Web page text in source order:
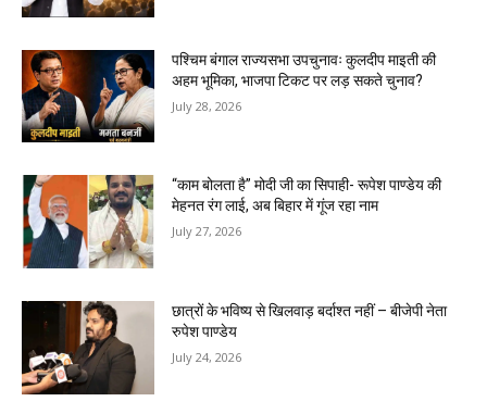
पश्चिम बंगाल राज्यसभा उपचुनावः कुलदीप माइती की
अहम भूमिका, भाजपा टिकट पर लड़ सकते चुनाव?
July 28, 2026
“काम बोलता है” मोदी जी का सिपाही- रूपेश पाण्डेय की
मेहनत रंग लाई, अब बिहार में गूंज रहा नाम
July 27, 2026
छात्रों के भविष्य से खिलवाड़ बर्दाश्त नहीं – बीजेपी नेता
रुपेश पाण्डेय
July 24, 2026